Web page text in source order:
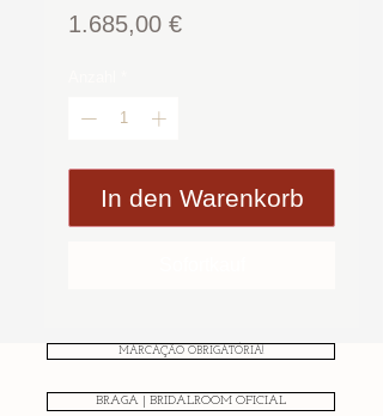
1.685,00 €Preis
In den Warenkorb
MARCAÇÃO OBRIGATÓRIA!
BRAGA | BRIDALROOM OFICIAL